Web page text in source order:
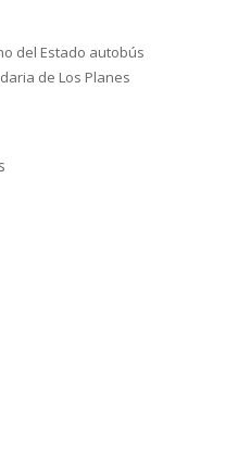
del Estado autobús
de Los Planes